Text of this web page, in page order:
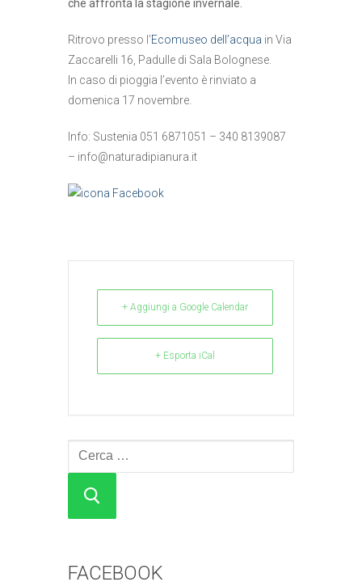
che affronta la stagione invernale.
Ritrovo presso l’Ecomuseo dell’acqua in Via
Zaccarelli 16, Padulle di Sala Bolognese.
In caso di pioggia l’evento è rinviato a
domenica 17 novembre.
Info: Sustenia 051 6871051 – 340 8139087
– info@naturadipianura.it
+ Aggiungi a Google Calendar
+ Esporta iCal
Cerca:
FACEBOOK